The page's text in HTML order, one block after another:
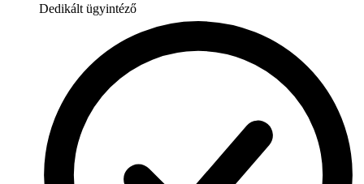
Dedikált ügyintéző